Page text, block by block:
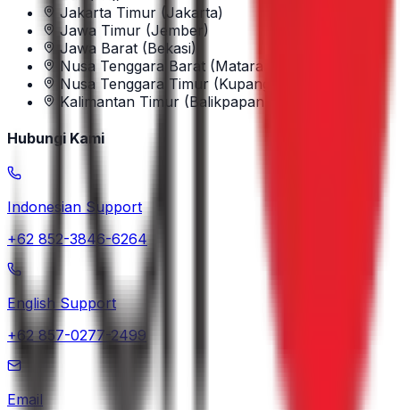
Jakarta Timur (Jakarta)
Jawa Timur (Jember)
Jawa Barat (Bekasi)
Nusa Tenggara Barat (Mataram)
Nusa Tenggara Timur (Kupang)
Kalimantan Timur (Balikpapan)
Hubungi Kami
Indonesian Support
+62 852-3846-6264
English Support
+62 857-0277-2499
Email